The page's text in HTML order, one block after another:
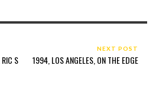
S
NEXT POST
1994, LOS ANGELES, ON THE EDGE